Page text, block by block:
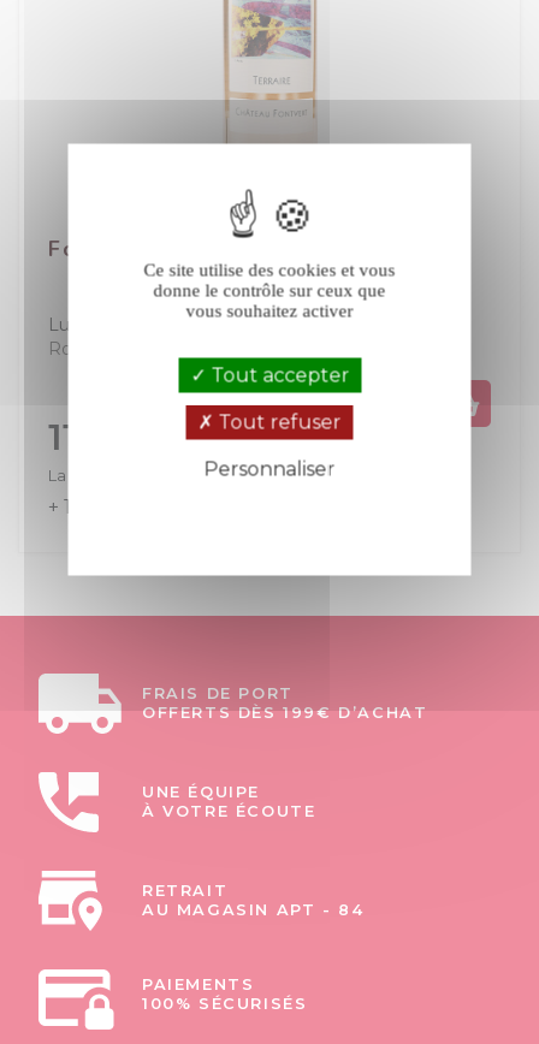
Fontvert Terraire rosé 2025
Luberon
Rosé
Prix
11,50 €
La bouteille de 75 cl
+ 12
FRAIS DE PORT
OFFERTS DÈS 199€ D’ACHAT
UNE ÉQUIPE
À VOTRE ÉCOUTE
RETRAIT
AU MAGASIN APT - 84
PAIEMENTS
100% SÉCURISÉS
Ce site utilise des cookies et vous
donne le contrôle sur ceux que
vous souhaitez activer
Tout accepter
Tout refuser
Personnaliser